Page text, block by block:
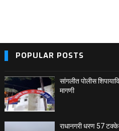
POPULAR POSTS
सांगलीत पोलीस
मागणी
राधानगरी धरण 57